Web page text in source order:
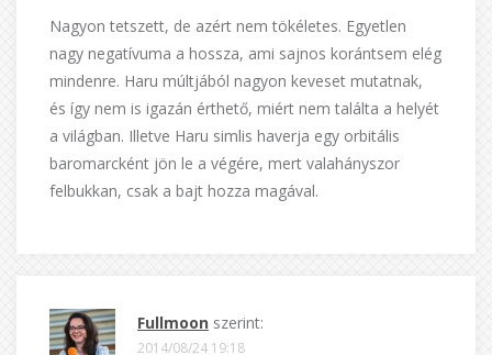
Nagyon tetszett, de azért nem tökéletes. Egyetlen
nagy negatívuma a hossza, ami sajnos korántsem elég
mindenre. Haru múltjából nagyon keveset mutatnak,
és így nem is igazán érthető, miért nem találta a helyét
a világban. Illetve Haru simlis haverja egy orbitális
baromarcként jön le a végére, mert valahányszor
felbukkan, csak a bajt hozza magával.
Fullmoon szerint:
2014/08/24 19:18